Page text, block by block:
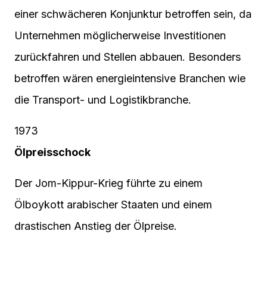
einer schwächeren Konjunktur betroffen sein, da
Unternehmen möglicherweise Investitionen
zurückfahren und Stellen abbauen. Besonders
betroffen wären energieintensive Branchen wie
die Transport- und Logistikbranche.
1973
Ölpreisschock
Der Jom-Kippur-Krieg führte zu einem
Ölboykott arabischer Staaten und einem
drastischen Anstieg der Ölpreise.